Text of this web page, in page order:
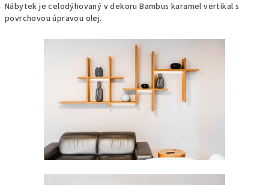
Nábytek je celodýhovaný v dekoru Bambus karamel vertikal s
povrchovou úpravou olej.